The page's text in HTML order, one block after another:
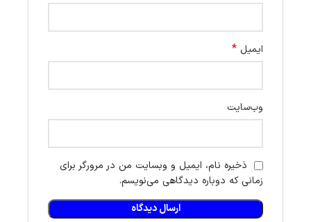
ایمیل *
وب‌سایت
ذخیره نام، ایمیل و وبسایت من در مرورگر برای
زمانی که دوباره دیدگاهی می‌نویسم.